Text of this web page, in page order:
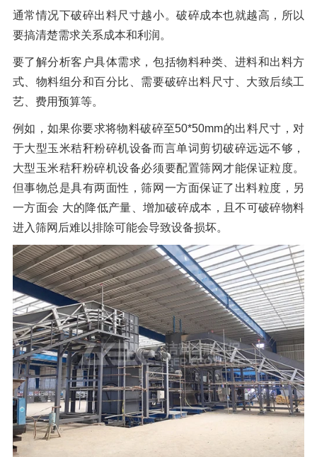
通常情况下破碎出料尺寸越小。破碎成本也就越高，所以
要搞清楚需求关系成本和利润。
要了解分析客户具体需求，包括物料种类、进料和出料方
式、物料组分和百分比、需要破碎出料尺寸、大致后续工
艺、费用预算等。
例如，如果你要求将物料破碎至50*50mm的出料尺寸，对
于大型玉米秸秆粉碎机设备而言单词剪切破碎远远不够，
大型玉米秸秆粉碎机设备必须要配置筛网才能保证粒度。
但事物总是具有两面性，筛网一方面保证了出料粒度，另
一方面会 大的降低产量、增加破碎成本，且不可破碎物料
进入筛网后难以排除可能会导致设备损坏。